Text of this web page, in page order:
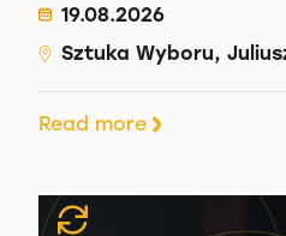
19.08.2026
Sztuka Wyboru,
Read more